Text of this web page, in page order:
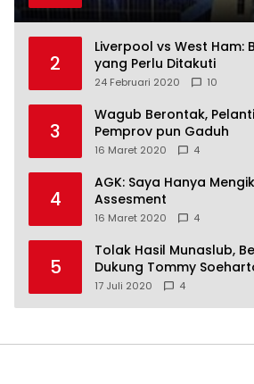
2
Liverpool vs West Ham:
yang Perlu Ditakuti
24 Februari 2020 10
3
Wagub Berontak,
Pemprov pun Gaduh
16 Maret 2020 4
4
AGK: Saya Hanya
Assesment
16 Maret 2020 4
5
Tolak Hasil Munaslub,
Dukung Tommy
17 Juli 2020 4